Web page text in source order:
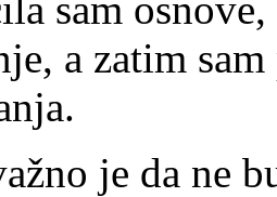
a zatim
je da ne